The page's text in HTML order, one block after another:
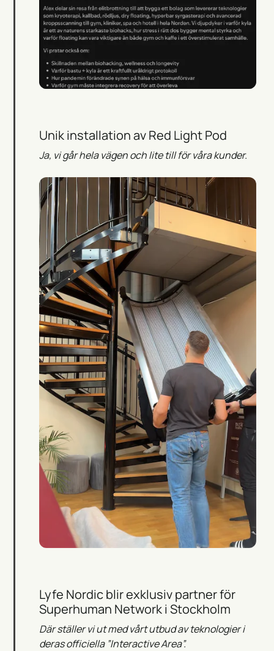
Unik installation av Red Light Pod
Ja, vi går hela vägen och lite till för våra kunder.
Lyfe Nordic blir exklusiv partner för
Superhuman Network i Stockholm
Där ställer vi ut med vårt utbud av teknologier i
deras officiella ”Interactive Area”.